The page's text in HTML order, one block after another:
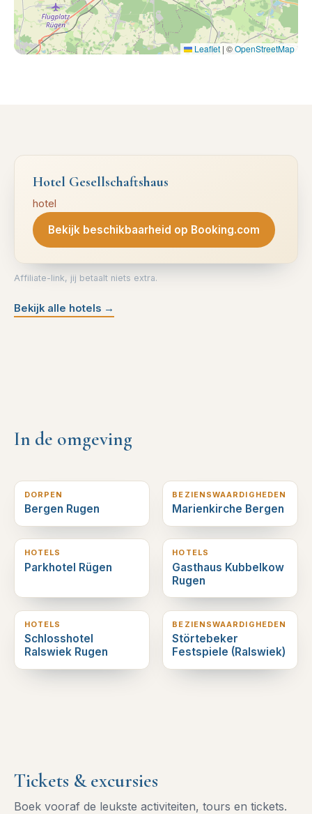
Leaflet | ©OpenStreetMap
Hotel Gesellschaftshaus
hotel
Bekijk beschikbaarheid op Booking.com
Affiliate-link, jij betaalt niets extra.
Bekijk alle hotels →
In de omgeving
DORPEN
Bergen Rugen
BEZIENSWAARDIGHEDEN
Marienkirche Bergen
1 km verderop
HOTELS
Parkhotel Rügen
3 km verderop
HOTELS
Gasthaus Kubbelkow
Rugen
6 km verderop
HOTELS
Schlosshotel
Ralswiek Rugen
6 km verderop
BEZIENSWAARDIGHEDEN
Störtebeker
Festspiele (Ralswiek)
Tickets & excursies
Boek vooraf de leukste activiteiten, tours en tickets.